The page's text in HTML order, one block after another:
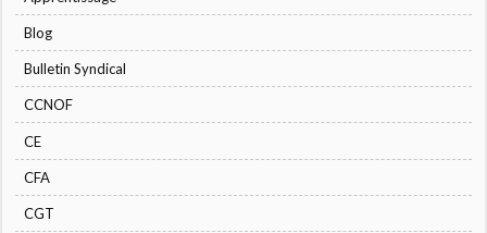
Blog
Bulletin Syndical
CCNOF
CE
CFA
CGT